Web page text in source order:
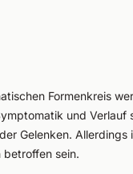
Formenkreis
und
Gelenken.
betroffen sein.